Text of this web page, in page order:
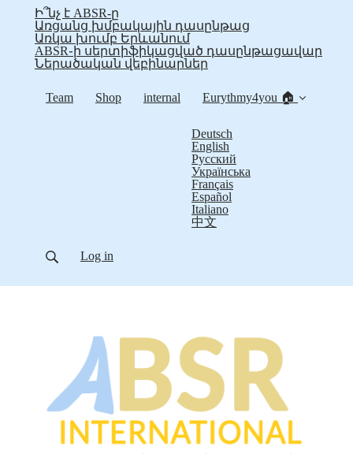
Ի՞նչ է ABSR-ը
Առցանց խմբակային դասընթաց
Առկա խումբ Երևանում
ABSR֊ի սերտիֆիկացված դասընթացավար
Ներածական վեբինարներ
Team Shop internal Eurythmy4you 🏠
Deutsch
English
Русский
Українська
Français
Español
Italiano
中文
Log in